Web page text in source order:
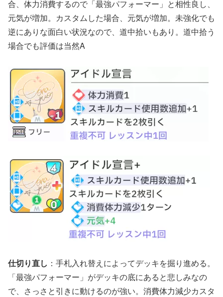
合、体力消費するので「最強パフォーマー」と相性良し、
元気が増加。カスタムした場合、元気が増加。未強化でも
逆にありな面白い状況なので、道中拾いもあり。道中拾う
場合でも評価は当然A
仕切り直し ：手札入れ替えによってデッキを掘り進める。
「最強パフォーマー」がデッキの底にあると悲しみなの
で、さっさと引きに動けるのが強い。消費体力減少カスタ